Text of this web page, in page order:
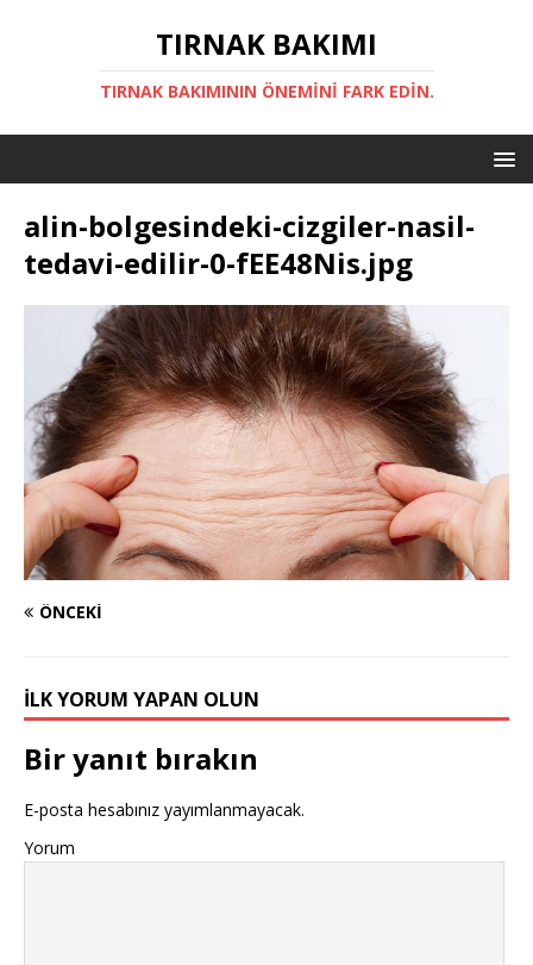
TIRNAK BAKIMI
TIRNAK BAKIMININ ÖNEMINI FARK EDIN.
alin-bolgesindeki-cizgiler-nasil-
tedavi-edilir-0-fEE48Nis.jpg
ÖNCEKI
İLK YORUM YAPAN OLUN
Bir yanıt bırakın
E-posta hesabınız yayımlanmayacak.
Yorum